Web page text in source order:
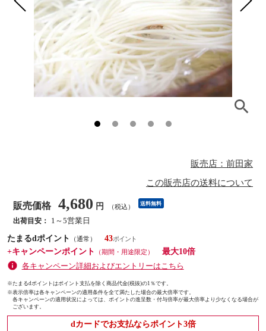
販売店：前田家
この販売店の送料について
販売価格 4,680 円 （税込） 送料無料
出荷目安：
1～5営業日
たまるdポイント
（通常）
43
+キャンペーンポイント
（期間・用途限定）
最大10倍
各キャンペーン詳細およびエントリーはこちら
※たまるdポイントはポイント支払を除く商品代金(税抜)の1％です。
※表示倍率は各キャンペーンの適用条件を全て満たした場合の最大倍率です。
各キャンペーンの適用状況によっては、ポイントの進呈数・付与倍率が最大倍率より少なくなる場合が
ございます。
dカードでお支払ならポイント3倍